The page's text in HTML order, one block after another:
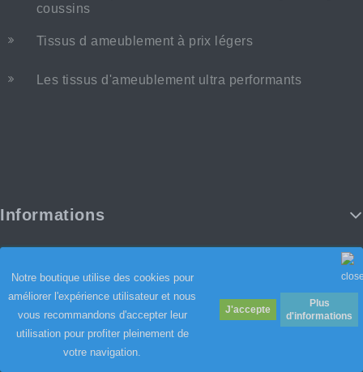
Notre boutique utilise des cookies pour
améliorer l'expérience utilisateur et nous
vous recommandons d'accepter leur
utilisation pour profiter pleinement de
votre navigation.
Plus
d'informations
coussins
Tissus d ameublement à prix légers
Les tissus d'ameublement ultra performants
Informations